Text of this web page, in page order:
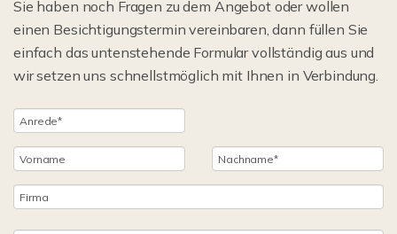
Sie haben noch Fragen zu dem Angebot oder wollen
einen Besichtigungstermin vereinbaren, dann füllen Sie
einfach das untenstehende Formular vollständig aus und
wir setzen uns schnellstmöglich mit Ihnen in Verbindung.